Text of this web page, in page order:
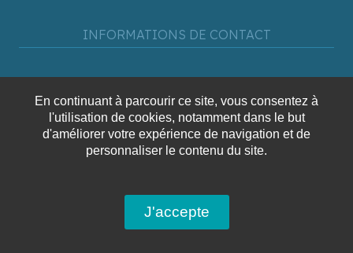
INFORMATIONS DE CONTACT
Lundi au Vendredi : 9h00 à 16h00
450-628-6241
En continuant à parcourir ce site, vous consentez à
l'utilisation de cookies, notamment dans le but
d'améliorer votre expérience de navigation et de
personnaliser le contenu du site.
J'accepte